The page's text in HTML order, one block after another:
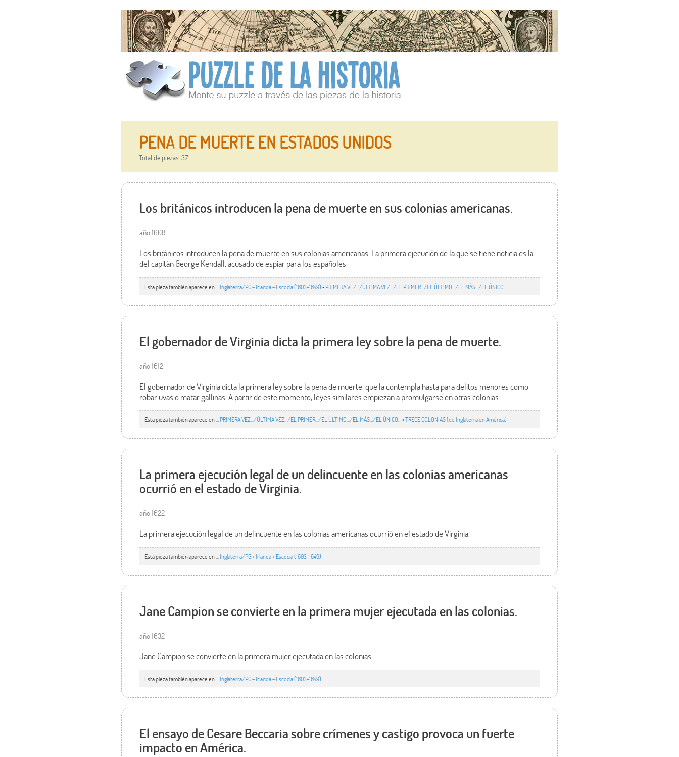
PENA DE MUERTE EN ESTADOS UNIDOS
Total de piezas: 37
Los británicos introducen la pena de muerte en sus colonias americanas.
año 1608
Los británicos introducen la pena de muerte en sus colonias americanas. La primera ejecución de la que se tiene noticia es la
del capitán George Kendall, acusado de espiar para los españoles
Esta pieza también aparece en ... Inglaterra/PG + Irlanda + Escocia (1603-1649)• PRIMERA VEZ.../ÚLTIMA VEZ…/EL PRIMER.../EL ÚLTIMO…/EL MÁS…/EL ÚNICO…
El gobernador de Virginia dicta la primera ley sobre la pena de muerte.
año 1612
El gobernador de Virginia dicta la primera ley sobre la pena de muerte, que la contempla hasta para delitos menores como
robar uvas o matar gallinas. A partir de este momento, leyes similares empiezan a promulgarse en otras colonias.
Esta pieza también aparece en ...PRIMERA VEZ.../ÚLTIMA VEZ…/EL PRIMER.../EL ÚLTIMO…/EL MÁS…/EL ÚNICO…•TRECE COLONIAS (de Inglaterra en América)
La primera ejecución legal de un delincuente en las colonias americanas
ocurrió en el estado de Virginia.
año 1622
La primera ejecución legal de un delincuente en las colonias americanas ocurrió en el estado de Virginia.
Esta pieza también aparece en ... Inglaterra/PG + Irlanda + Escocia (1603-1649)
Jane Campion se convierte en la primera mujer ejecutada en las colonias.
año 1632
Jane Campion se convierte en la primera mujer ejecutada en las colonias.
Esta pieza también aparece en ...Inglaterra/PG + Irlanda + Escocia (1603-1649)
El ensayo de Cesare Beccaria sobre crímenes y castigo provoca un fuerte
impacto en América.